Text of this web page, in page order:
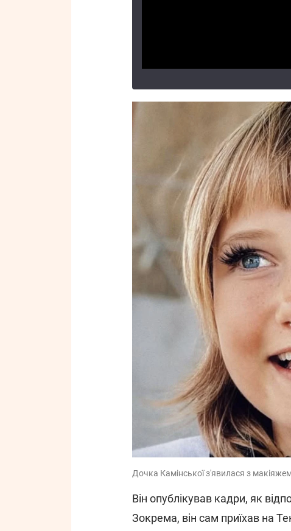
Дочка Камінської з'явилася з
Він опублікував кадри, як
Зокрема, він сам приїхав на